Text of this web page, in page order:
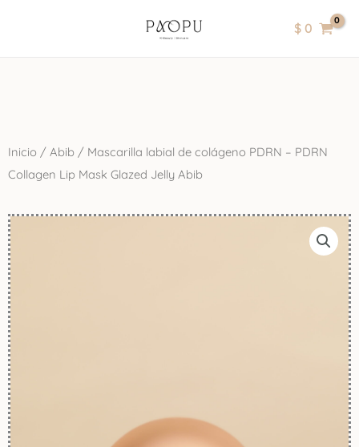
$0
Inicio / Abib / Mascarilla labial de colágeno PDRN – PDRN
Collagen Lip Mask Glazed Jelly Abib